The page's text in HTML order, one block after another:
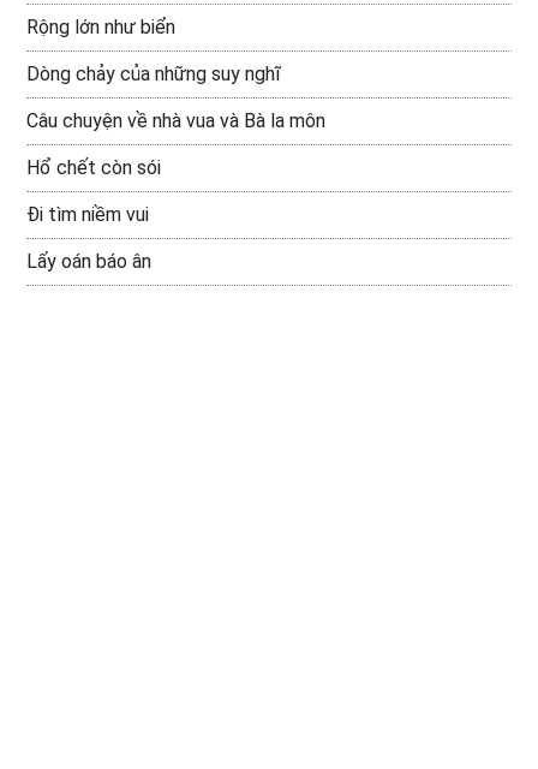
Rộng lớn như biển
Dòng chảy của những suy nghĩ
Câu chuyện về nhà vua và Bà la môn
Hổ chết còn sói
Đi tìm niềm vui
Lấy oán báo ân